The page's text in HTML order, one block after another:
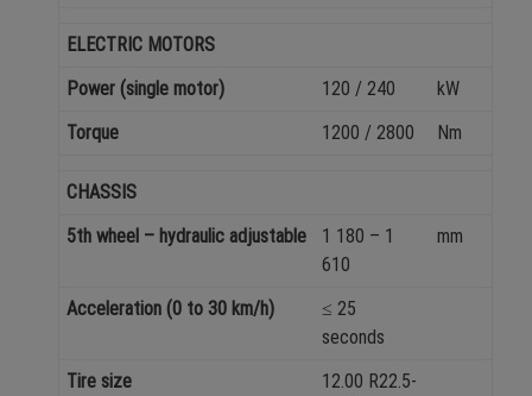
ELECTRIC MOTORS
Power (single motor)
120 / 240
kW
Torque
1200 / 2800 Nm
CHASSIS
5th wheel – hydraulic adjustable
1 180 – 1
610
mm
Acceleration (0 to 30 km/h)
≤ 25
seconds
Tire size
12.00 R22.5-